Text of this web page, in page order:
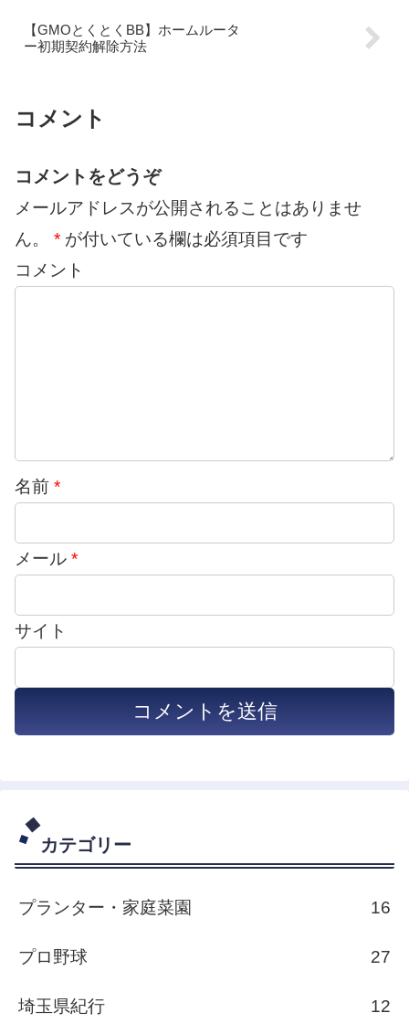
【GMOとくとくBB】ホームルータ
ー初期契約解除方法
コメント
コメントをどうぞ
メールアドレスが公開されることはありませ
ん。
* が付いている欄は必須項目です
コメント
名前 *
メール *
サイト
カテゴリー
プランター・家庭菜園 16
プロ野球 27
埼玉県紀行 12